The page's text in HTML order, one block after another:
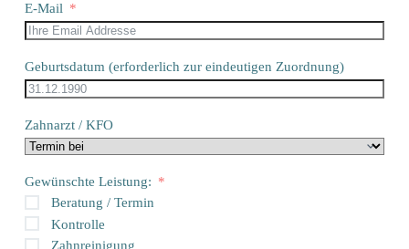
E-Mail
Geburtsdatum (erforderlich zur eindeutigen Zuordnung)
Zahnarzt / KFO
Gewünschte Leistung:
Beratung / Termin
Kontrolle
Zahnreinigung